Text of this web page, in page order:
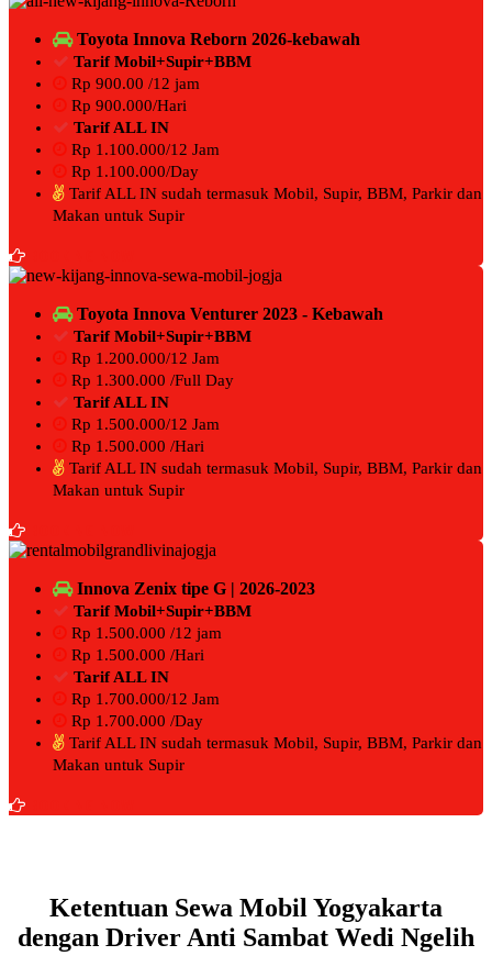
Toyota Innova Reborn 2026-kebawah
Tarif Mobil+Supir+BBM
Rp 900.00 /12 jam
Rp 900.000/Hari
Tarif ALL IN
Rp 1.100.000/12 Jam
Rp 1.100.000/Day
Tarif ALL IN sudah termasuk Mobil, Supir, BBM, Parkir dan
Makan untuk Supir
Toyota Innova Venturer 2023 - Kebawah
Tarif Mobil+Supir+BBM
Rp 1.200.000/12 Jam
Rp 1.300.000 /Full Day
Tarif ALL IN
Rp 1.500.000/12 Jam
Rp 1.500.000 /Hari
Tarif ALL IN sudah termasuk Mobil, Supir, BBM, Parkir dan
Makan untuk Supir
Innova Zenix tipe G | 2026-2023
Tarif Mobil+Supir+BBM
Rp 1.500.000 /12 jam
Rp 1.500.000 /Hari
Tarif ALL IN
Rp 1.700.000/12 Jam
Rp 1.700.000 /Day
Tarif ALL IN sudah termasuk Mobil, Supir, BBM, Parkir dan
Makan untuk Supir
Ketentuan Sewa Mobil Yogyakarta
dengan Driver Anti Sambat Wedi Ngelih